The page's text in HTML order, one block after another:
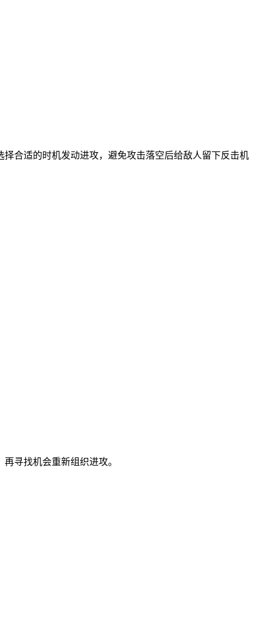
合适的时机发动进攻，避免攻击落空后给敌人留下反击机
寻找机会重新组织进攻。